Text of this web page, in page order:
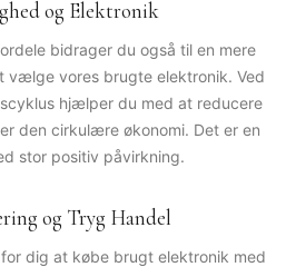
og Elektronik
bidrager du også til en mere
vores brugte elektronik. Ved
hjælper du med at reducere
den cirkulære økonomi. Det er en
stor positiv påvirkning.
og Tryg Handel
dig at købe brugt elektronik med